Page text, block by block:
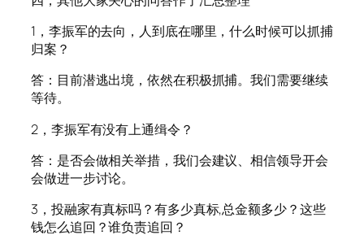
1，李振军的去向，人到底在哪里，什么时候可以抓捕
归案？
答：目前潜逃出境，依然在积极抓捕。我们需要继续
等待。
2，李振军有没有上通缉令？
答：是否会做相关举措，我们会建议、相信领导开会
会做进一步讨论。
3，投融家有真标吗？有多少真标,总金额多少？这些
钱怎么追回？谁负责追回？